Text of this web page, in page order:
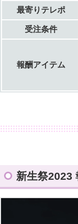
最寄りテレポ
受注条件
報酬アイテム
新生祭2023